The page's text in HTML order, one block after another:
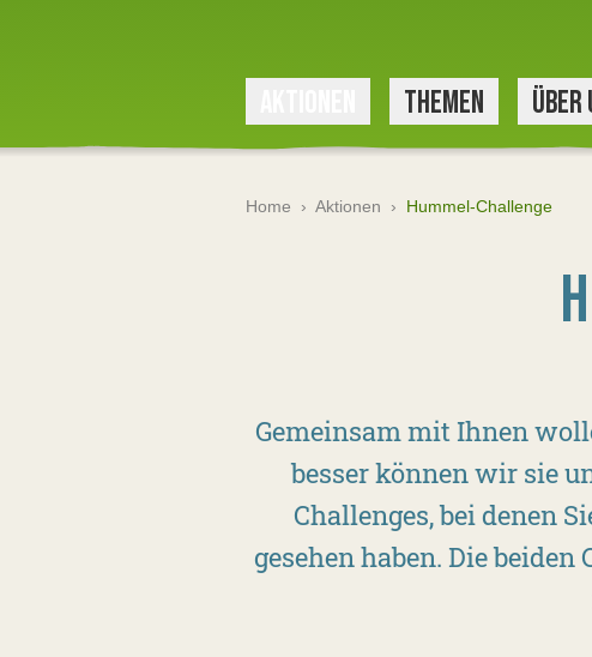
THEMEN ÜBER
Home › Aktionen › Hummel-Challenge
Gemeinsam mit Ihnen
besser können wir sie
Challenges, bei denen
gesehen haben. Die